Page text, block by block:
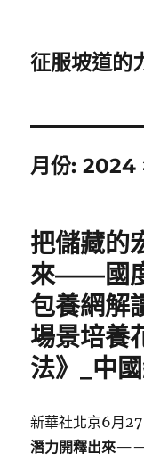
征服坡道的
月份:2024
把儲藏的
來——國
包養網解
場景培養
法》_中
新華社北京6月
潛力開釋出來——